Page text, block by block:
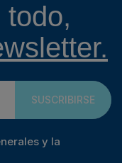
todo,
SUSCRIBIRSE
y la